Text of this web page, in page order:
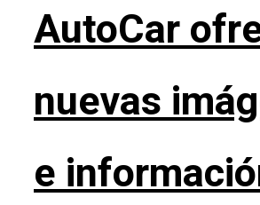
AutoCar
nuevas
e